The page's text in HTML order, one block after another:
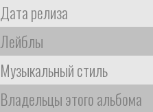
Дата релиза
Лейблы
Музыкальный стиль
Владельцы этого альбома